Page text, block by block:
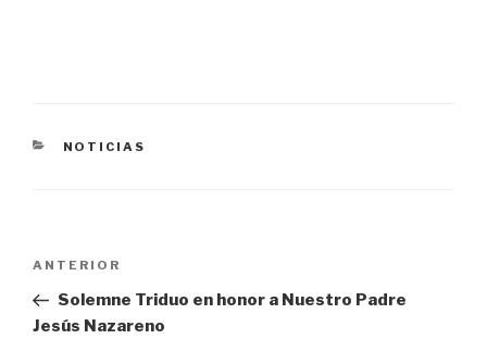
CATEGORÍAS
NOTICIAS
Navegación
entradas
Entrada
anterior:
ANTERIOR
Solemne Triduo en honor a Nuestro Padre
Jesús Nazareno